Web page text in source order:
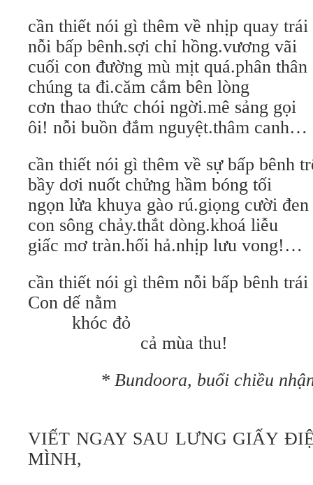
cần thiết nói gì thêm về nhịp quay trái
nỗi bấp bênh.sợi chỉ hồng.vương vãi
cuối con đường mù mịt quá.phân thân
chúng ta đi.căm cắm bên lòng
cơn thao thức chói ngời.mê sảng gọi
ôi! nỗi buồn đắm nguyệt.thâm canh…
cần thiết nói gì thêm về sự bấp bênh
bầy dơi nuốt chửng hầm bóng tối
ngọn lửa khuya gào rú.giọng cười đen
con sông chảy.thắt dòng.khoá liễu
giấc mơ tràn.hối hả.nhịp lưu vong!…
cần thiết nói gì thêm nỗi bấp bênh trái
Con dế nằm
khóc đỏ
cả mùa thu!
* Bundoora, buổi chiều
VIẾT NGAY SAU LƯNG GIẤY
MÌNH,